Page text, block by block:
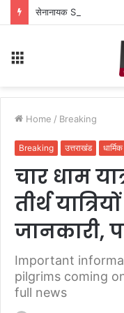
Home / Breaking
Breaking उत्तराखंड धार्मिक
चार धाम
तीर्थ
जानकारी,
Important
pilgrims coming
full news